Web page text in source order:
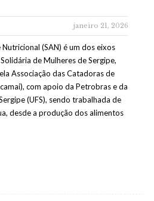
janeiro 21, 2026
(SAN) é um dos eixos
de Mulheres de Sergipe,
Associação das Catadoras de
com apoio da Petrobras e da
(UFS), sendo trabalhada de
desde a produção dos alimentos